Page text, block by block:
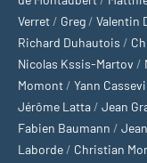
Verret / Greg / Valentin
Richard Duhautois /
Nicolas Kssis-Martov /
Momont / Yann
Jérôme Latta / Jean
Fabien Baumann /
Laborde / Christian